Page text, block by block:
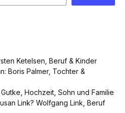
Ketelsen, Beruf & Kinder
Boris Palmer, Tochter &
Hochzeit, Sohn und Familie
Link? Wolfgang Link, Beruf